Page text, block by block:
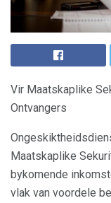
Vir Maatskaplike
Ontvangers
Maatskaplike
bykomende
vlak van voordele